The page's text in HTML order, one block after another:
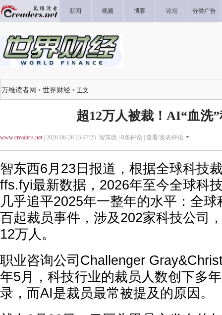
新闻 视频 博客 论坛 分类广告
万维读者网 > 世界财经 > 正文
超12万人被裁！AI“血洗
www.creaders.net| 2026-06-26 15:47:25 智东西 | 0条评论 | 查看/发表评论
智东西6月23日报道，根据全球科技
ffs.fyi最新数据，2026年至今全球科
几乎追平2025年一整年的水平： 全球
百起裁员事件，涉及202家科技公司
12万人。
职业咨询公司Challenger
年5月，科技行业的裁员人数创下多
录 ，而AI是裁员最常被提及的原因。